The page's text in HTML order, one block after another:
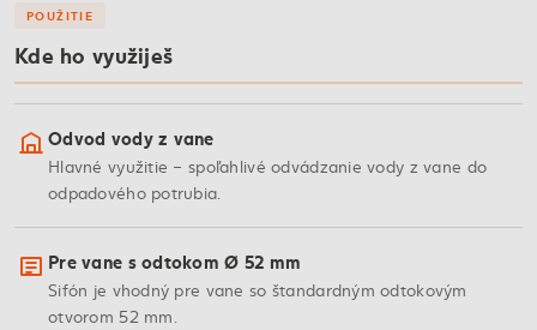
POUŽITIE
Kde ho využiješ
Odvod vody z vane
Hlavné využitie – spoľahlivé odvádzanie vody z vane do
odpadového potrubia.
Pre vane s odtokom Ø 52 mm
Sifón je vhodný pre vane so štandardným odtokovým
otvorom 52 mm.